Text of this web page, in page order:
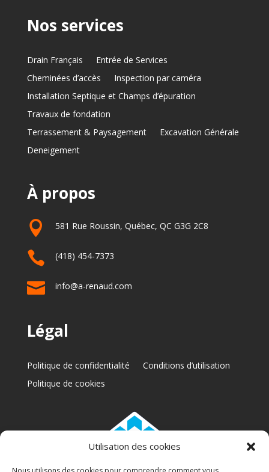
Utilisation des cookies
Nos services
Drain Français
Entrée de Services
Cheminées d’accès
Inspection par caméra
Installation Septique et Champs d’épuration
Travaux de fondation
Terrassement & Paysagement
Excavation Générale
Deneigement
À propos
 581 Rue Roussin, Québec, QC G3G 2C8
 (418) 454-7373
 info@a-renaud.com
Légal
Politique de confidentialité
Conditions d’utilisation
Politique de cookies